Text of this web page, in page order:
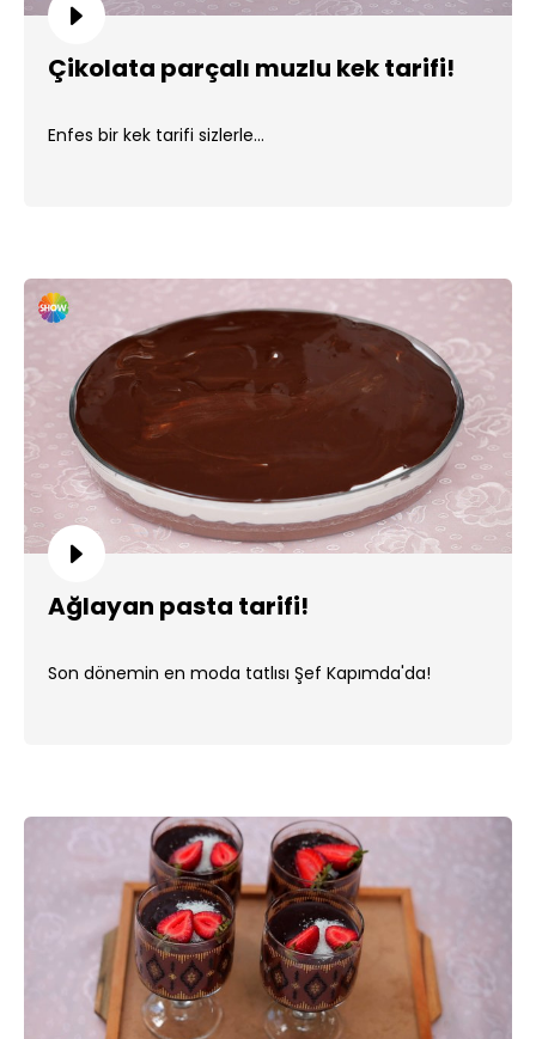
Çikolata parçalı muzlu kek tarifi!
Enfes bir kek tarifi sizlerle...
Ağlayan pasta tarifi!
Son dönemin en moda tatlısı Şef Kapımda'da!